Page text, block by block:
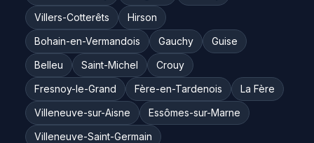
Villers-Cotterêts
Hirson
Bohain-en-Vermandois
Gauchy
Guise
Belleu
Saint-Michel
Crouy
Fresnoy-le-Grand
Fère-en-Tardenois
La Fère
Villeneuve-sur-Aisne
Essômes-sur-Marne
Villeneuve-Saint-Germain